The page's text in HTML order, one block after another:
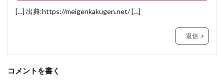
[…] 出典:https://meigenkakugen.net/[…]
返信
コメントを書く